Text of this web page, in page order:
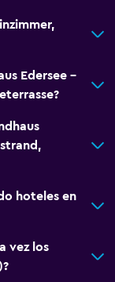
Edersee -
hoteles en
vez los